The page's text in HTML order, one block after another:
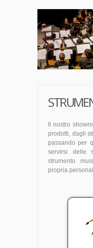
Il nostro
prodotti, dagli
passando per
servirsi delle
strumento
propria